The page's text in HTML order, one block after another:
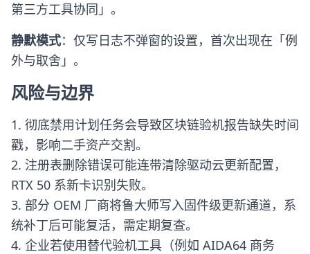
第三方工具协同」。
静默模式：仅写日志不弹窗的设置，首次出现在「例
外与取舍」。
风险与边界
1. 彻底禁用计划任务会导致区块链验机报告缺失时间
戳，影响二手资产交割。
2. 注册表删除错误可能连带清除驱动云更新配置，
RTX 50 系新卡识别失败。
3. 部分 OEM 厂商将鲁大师写入固件级更新通道，系
统补丁后可能复活，需定期复查。
4. 企业若使用替代验机工具（例如 AIDA64 商务